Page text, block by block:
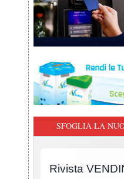
SFOGLIA LA